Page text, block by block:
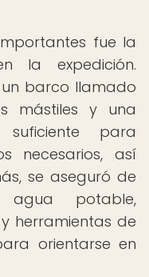
fue la
la expedición.
un barco llamado
mástiles y una
para
necesarios, así
se aseguró de
agua potable,
herramientas de
orientarse en